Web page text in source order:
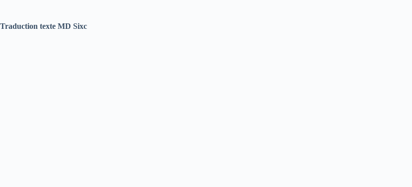
Traduction texte MD Sixc